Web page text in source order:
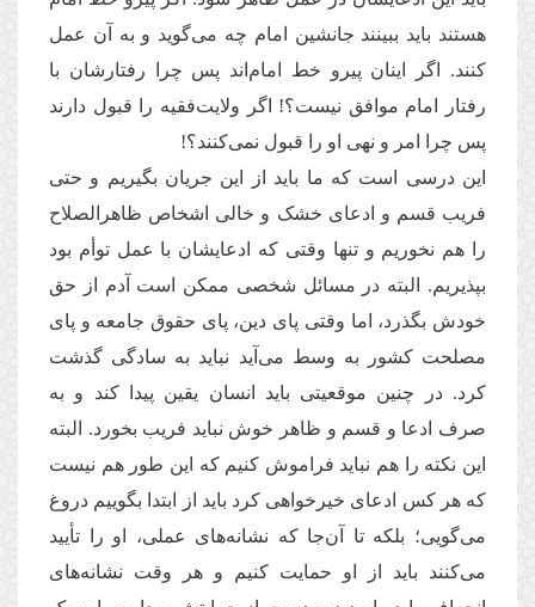
هستند باید ببینند جانشین امام چه می‌گوید و به آن عمل
کنند. اگر اینان پیرو خط امام‌اند پس چرا رفتارشان با
رفتار امام موافق نیست؟! اگر ولایت‌فقیه را قبول دارند
پس چرا امر و نهی او را قبول نمی‌کنند؟!
این درسی است که ما باید از این جریان بگیریم و حتی
فریب قسم و ادعای خشک و خالی اشخاص ظاهرالصلاح
را هم نخوریم و تنها وقتی که ادعایشان با عمل توأم بود
بپذیریم. البته در مسائل شخصی ممکن است آدم از حق
خودش بگذرد، اما وقتی پای دین، پای حقوق جامعه و پای
مصلحت کشور به وسط می‌آید نباید به سادگی گذشت
کرد. در چنین موقعیتی باید انسان یقین پیدا کند و به
صرف ادعا و قسم و ظاهر خوش نباید فریب بخورد. البته
این نکته را هم نباید فراموش کنیم که این طور هم نیست
که هر کس ادعای خیرخواهی کرد باید از ابتدا بگوییم دروغ
می‌گویی؛ بلکه تا آن‌جا که نشانه‌های عملی، او را تأیید
می‌کنند باید از او حمایت ‌کنیم و هر وقت نشانه‌های